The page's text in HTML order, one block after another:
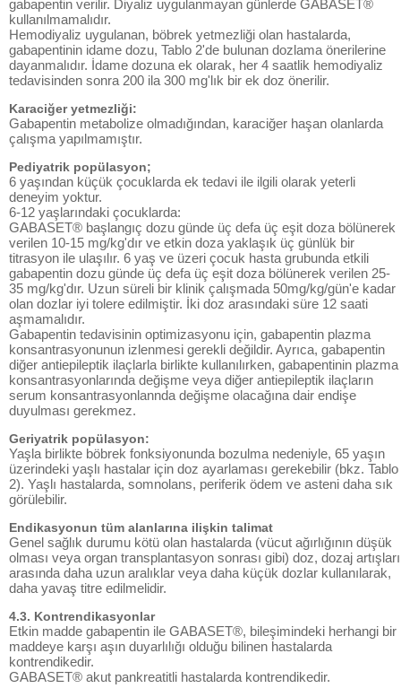
gabapentin verilir. Diyaliz uygulanmayan günlerde GABASET®
kullanılmamalıdır.
Hemodiyaliz uygulanan, böbrek yetmezliği olan hastalarda,
gabapentinin idame dozu, Tablo 2'de bulunan dozlama önerilerine
dayanmalıdır. İdame dozuna ek olarak, her 4 saatlik hemodiyaliz
tedavisinden sonra 200 ila 300 mg'lık bir ek doz önerilir.
Karaciğer yetmezliği:
Gabapentin metabolize olmadığından, karaciğer haşan olanlarda
çalışma yapılmamıştır.
Pediyatrik popülasyon;
6 yaşından küçük çocuklarda ek tedavi ile ilgili olarak yeterli
deneyim yoktur.
6-12 yaşlarındaki çocuklarda:
GABASET® başlangıç dozu günde üç defa üç eşit doza bölünerek
verilen 10-15 mg/kg'dır ve etkin doza yaklaşık üç günlük bir
titrasyon ile ulaşılır. 6 yaş ve üzeri çocuk hasta grubunda etkili
gabapentin dozu günde üç defa üç eşit doza bölünerek verilen 25-
35 mg/kg'dır. Uzun süreli bir klinik çalışmada 50mg/kg/gün'e kadar
olan dozlar iyi tolere edilmiştir. İki doz arasındaki süre 12 saati
aşmamalıdır.
Gabapentin tedavisinin optimizasyonu için, gabapentin plazma
konsantrasyonunun izlenmesi gerekli değildir. Ayrıca, gabapentin
diğer antiepileptik ilaçlarla birlikte kullanılırken, gabapentinin plazma
konsantrasyonlarında değişme veya diğer antiepileptik ilaçların
serum konsantrasyonlannda değişme olacağına dair endişe
duyulması gerekmez.
Geriyatrik popülasyon:
Yaşla birlikte böbrek fonksiyonunda bozulma nedeniyle, 65 yaşın
üzerindeki yaşlı hastalar için doz ayarlaması gerekebilir (bkz. Tablo
2). Yaşlı hastalarda, somnolans, periferik ödem ve asteni daha sık
görülebilir.
Endikasyonun tüm alanlarına ilişkin talimat
Genel sağlık durumu kötü olan hastalarda (vücut ağırlığının düşük
olması veya organ transplantasyon sonrası gibi) doz, dozaj artışları
arasında daha uzun aralıklar veya daha küçük dozlar kullanılarak,
daha yavaş titre edilmelidir.
4.3. Kontrendikasyonlar
Etkin madde gabapentin ile GABASET®, bileşimindeki herhangi bir
maddeye karşı aşın duyarlılığı olduğu bilinen hastalarda
kontrendikedir.
GABASET® akut pankreatitli hastalarda kontrendikedir.